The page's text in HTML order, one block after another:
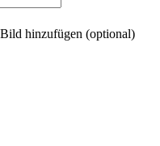
Bild hinzufügen (optional)